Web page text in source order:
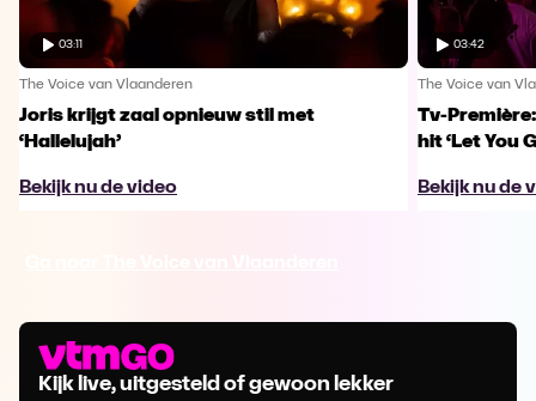
03:11
The Voice van Vlaanderen
Joris krijgt zaal opnieuw stil met
‘Hallelujah’
Bekijk nu de video
03:42
The Voice van
Tv-
hit ‘Let You
Bekijk nu de
Kijk live, uitgesteld of gewoon lekker